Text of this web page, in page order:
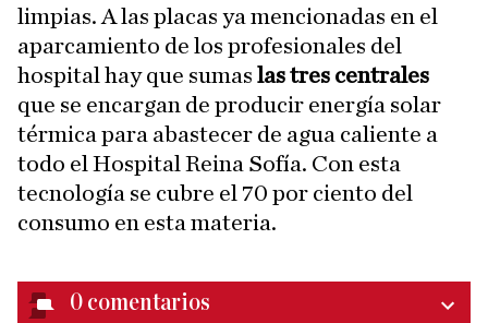
limpias. A las placas ya mencionadas en el
aparcamiento de los profesionales del
hospital hay que sumas las tres centrales
que se encargan de producir energía solar
térmica para abastecer de agua caliente a
todo el Hospital Reina Sofía. Con esta
tecnología se cubre el 70 por ciento del
consumo en esta materia.
0 comentarios